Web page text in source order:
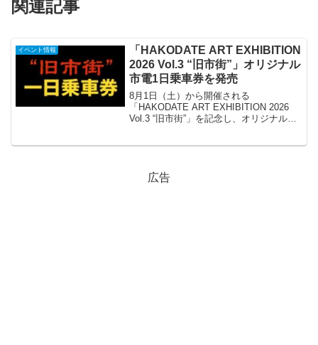
関連記事
イベント情報
「HAKODATE ART EXHIBITION
2026 Vol.3 “旧市街”」オリジナル
市電1日乗車券を発売
8月1日（土）から開催される
「HAKODATE ART EXHIBITION 2026
Vol.3 “旧市街”」を記念し、オリジナルデ
広告